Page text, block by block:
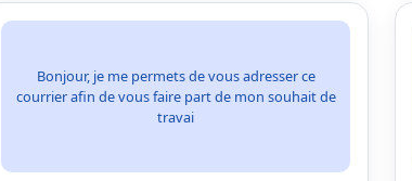
Bonjour, je me permets de vous adresser ce
courrier afin de vous faire part de mon souhait de
travai